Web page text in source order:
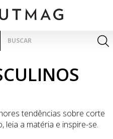
por:
tendências sobre corte
leia a matéria e inspire-se.